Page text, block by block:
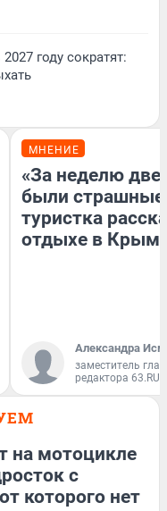
году сократят:
МНЕНИЕ
«За неделю две
были
туристка
отдыхе в
Александра
заместитель
редактора 63.RU
на мотоцикле
с
которого нет